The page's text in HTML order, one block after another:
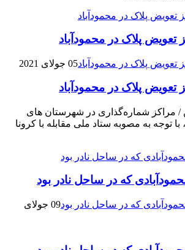
تعویض پلاک در محمودآباد
05 جولای 2021
تعویض پلاک در محمودآباد
/ مراکز شماره‌گذاری در شهر‌ستان های
با توجه به مصوبه ستاد ملی مقابله با کرونا
که در ساحل نادر بود
09 جولای